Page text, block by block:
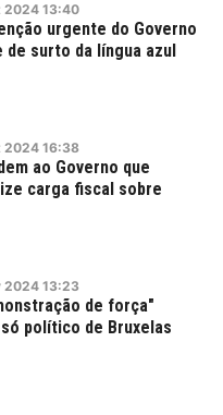
2024 13:40
urgente do Governo
de surto da língua azul
2024 16:38
ao Governo que
carga fiscal sobre
2024 13:23
de força"
político de Bruxelas